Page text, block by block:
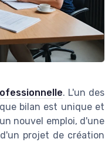
. L'un des
bilan est unique et
nouvel emploi, d'une
projet de création